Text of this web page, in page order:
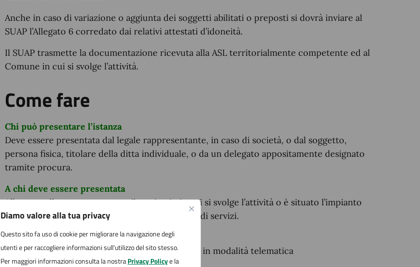
Diamo valore alla tua privacy
Questo sito fa uso di cookie per migliorare la navigazione degli
utenti e per raccogliere informazioni sull'utilizzo del sito stesso.
Per maggiori informazioni consulta la nostraPrivacy Policye la
Anche in caso di variazione o aggiunta dei soggetti abilitati o preposti si dovrà inviare al
SUAP l’Allegato 6 corredato dai relativi attestati d’idoneità.
Il SUAP trasmette la documentazione ricevuta alla ASL territorialmente competente ed al
Comune in cui si svolge l’attività.
Come fare
Chi può presentare l’istanza
Deve essere presentata dal legale rappresentante, in caso di società, o dal soggetto,
persona fisica, titolare della ditta individuale, o da un delegato appositamente designato
tramite procura.
A chi deve essere presentata
Allo sportello competente per il territorio in cui si svolge l’attività o è situato l’impianto
oggetto dell’attività produttiva o di prestazione di servizi.
Come deve essere presentata
L’istanza deve essere presentata esclusivamente in modalità telematica